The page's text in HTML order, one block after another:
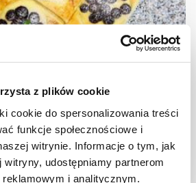
z plików cookie
cookie do spersonalizowania treści
funkcje społecznościowe i
witrynie. Informacje o tym, jak
udostępniamy partnerom
i analitycznym.
z borówkami + film
min. 1531 kcal 8